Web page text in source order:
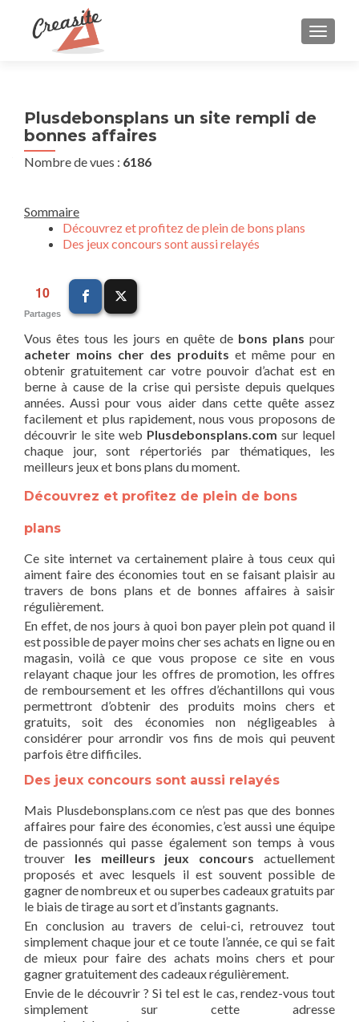
Plusdebonsplans un site rempli de
bonnes affaires
Nombre de vues : 6186
Sommaire
Découvrez et profitez de plein de bons plans
Des jeux concours sont aussi relayés
10
Partages
Vous êtes tous les jours en quête de bons plans pour
acheter moins cher des produits et même pour en
obtenir gratuitement car votre pouvoir d’achat est en
berne à cause de la crise qui persiste depuis quelques
années. Aussi pour vous aider dans cette quête assez
facilement et plus rapidement, nous vous proposons de
découvrir le site web Plusdebonsplans.com sur lequel
chaque jour, sont répertoriés par thématiques, les
meilleurs jeux et bons plans du moment.
Découvrez et profitez de plein de bons
plans
Ce site internet va certainement plaire à tous ceux qui
aiment faire des économies tout en se faisant plaisir au
travers de bons plans et de bonnes affaires à saisir
régulièrement.
En effet, de nos jours à quoi bon payer plein pot quand il
est possible de payer moins cher ses achats en ligne ou en
magasin, voilà ce que vous propose ce site en vous
relayant chaque jour les offres de promotion, les offres
de remboursement et les offres d’échantillons qui vous
permettront d’obtenir des produits moins chers et
gratuits, soit des économies non négligeables à
considérer pour arrondir vos fins de mois qui peuvent
parfois être difficiles.
Des jeux concours sont aussi relayés
Mais Plusdebonsplans.com ce n’est pas que des bonnes
affaires pour faire des économies, c’est aussi une équipe
de passionnés qui passe également son temps à vous
trouver les meilleurs jeux concours actuellement
proposés et avec lesquels il est souvent possible de
gagner de nombreux et ou superbes cadeaux gratuits par
le biais de tirage au sort et d’instants gagnants.
En conclusion au travers de celui-ci, retrouvez tout
simplement chaque jour et ce toute l’année, ce qui se fait
de mieux pour faire des achats moins chers et pour
gagner gratuitement des cadeaux régulièrement.
Envie de le découvrir ? Si tel est le cas, rendez-vous tout
simplement sur cette adresse